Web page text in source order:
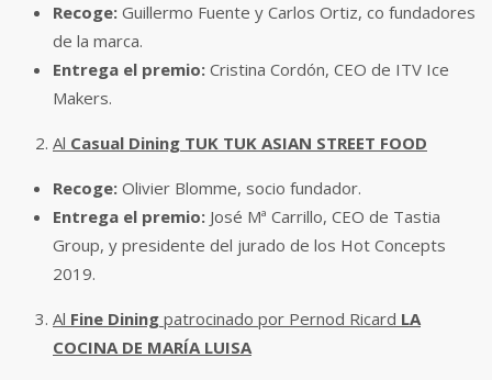
Recoge: Guillermo Fuente y Carlos Ortiz, co fundadores
de la marca.
Entrega el premio: Cristina Cordón, CEO de ITV Ice
Makers.
Al Casual Dining TUK TUK ASIAN STREET FOOD
Recoge: Olivier Blomme, socio fundador.
Entrega el premio: José Mª Carrillo, CEO de Tastia
Group, y presidente del jurado de los Hot Concepts
2019.
Al Fine Dining patrocinado por Pernod Ricard LA
COCINA DE MARÍA LUISA